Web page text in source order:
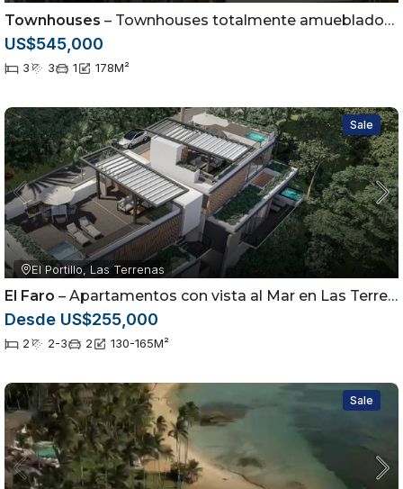
Townhouses – Townhouses totalmente amueblados en Las Terrenas, Samaná
US$545,000
3 3 1 178M²
Sale
El Portillo, Las Terrenas
El Faro – Apartamentos con vista al Mar en Las Terrenas
Desde US$255,000
2 2-3 2 130-165M²
Sale